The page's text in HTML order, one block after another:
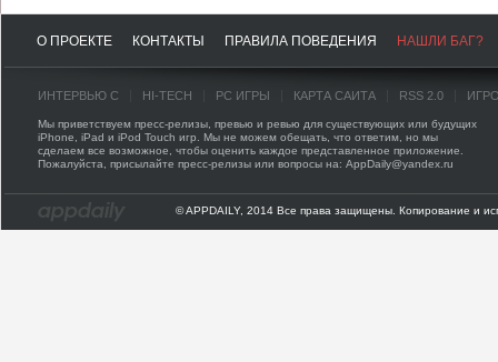
О ПРОЕКТЕ КОНТАКТЫ ПРАВИЛА ПОВЕДЕНИЯ НАШЛИ БАГ?
ИНТЕРВЬЮ С HI-TECH PC ИГРЫ КАРТА САЙТА RSS 2.0
Мы приветствуем пресс-релизы, превью и ревью для существующих или будущих
iPhone, iPad и iPod Touch игр. Мы не можем обещать, что ответим, но мы
сделаем все возможное, чтобы оценить каждое представленное приложение.
Пожалуйста, присылайте пресс-релизы или вопросы на: AppDaily@yandex.ru
© APPDAILY, 2014 Все права защищены. Копирование и